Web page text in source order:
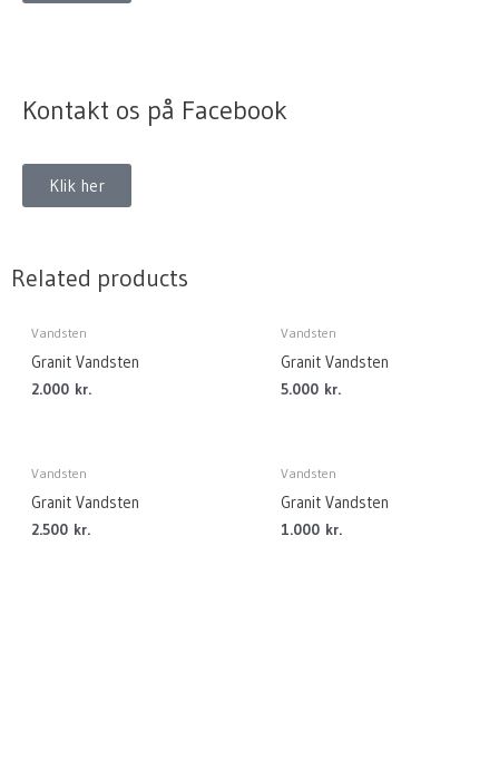
Kontakt os på Facebook
Klik her
Related products
Vandsten
Granit Vandsten
2.000 kr.
Vandsten
Granit Vandsten
5.000 kr.
Vandsten
Granit Vandsten
2.500 kr.
Vandsten
Granit Vandsten
1.000 kr.